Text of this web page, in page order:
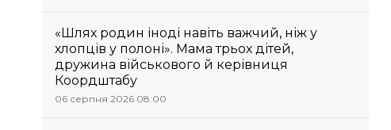
«Шлях родин іноді навіть важчий, ніж у
хлопців у полоні». Мама трьох дітей,
дружина військового й керівниця
Коордштабу
06 серпня 2026 08:00